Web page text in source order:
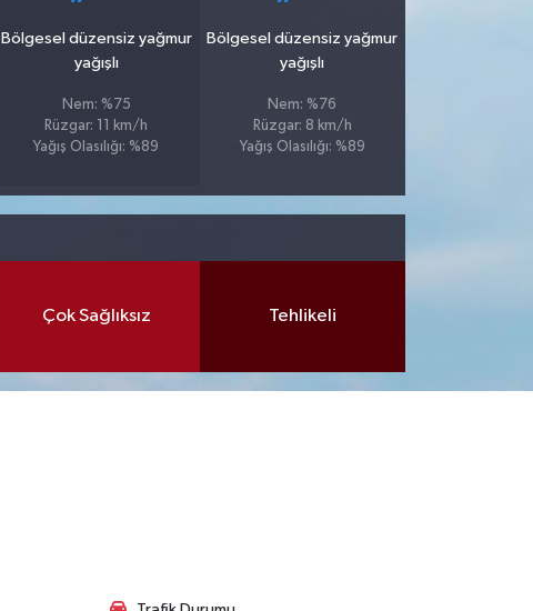
Bölgesel düzensiz yağmur
yağışlı
Nem: %75
Rüzgar: 11 km/h
Yağış Olasılığı: %89
Bölgesel düzensiz yağmur
yağışlı
Nem: %76
Rüzgar: 8 km/h
Yağış Olasılığı: %89
Çok Sağlıksız Tehlikeli